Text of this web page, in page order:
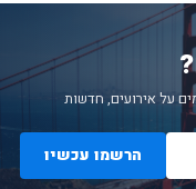
על אירועים, חדשות
הרשמו עכשיו